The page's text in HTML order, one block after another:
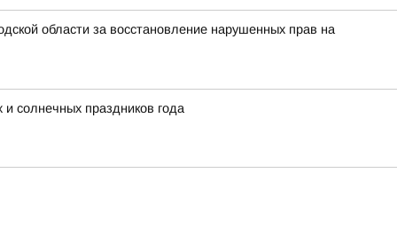
области за восстановление нарушенных прав на
солнечных праздников года